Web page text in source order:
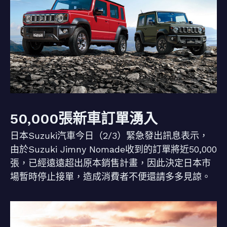
50,000張新車訂單湧入
日本Suzuki汽車今日（2/3）緊急發出訊息表示，
由於Suzuki Jimny Nomade收到的訂單將近50,000
張，已經遠遠超出原本銷售計畫，因此決定日本市
場暫時停止接單，造成消費者不便還請多多見諒。